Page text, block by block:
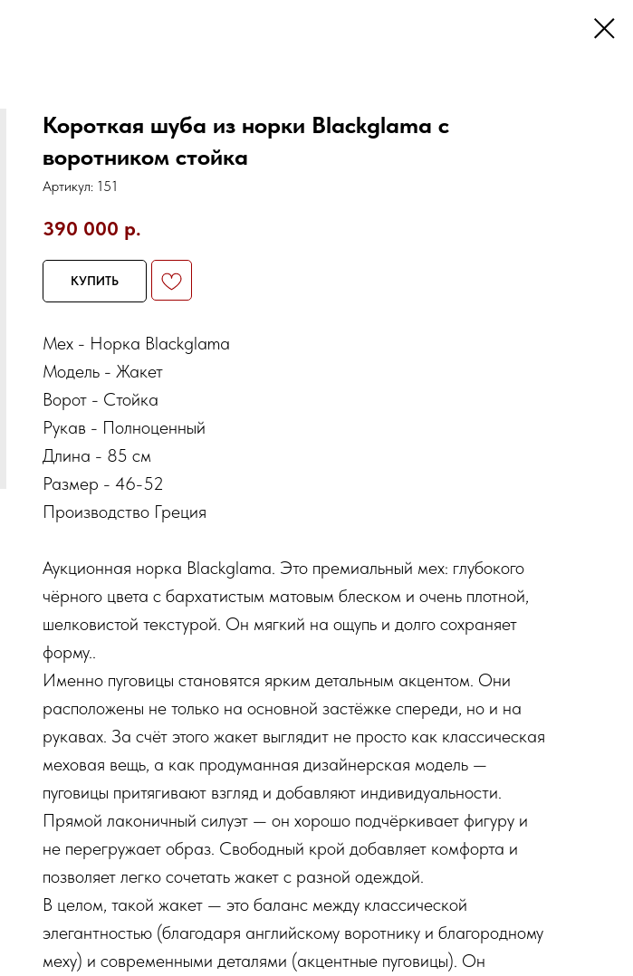
Короткая шуба из норки Blackglama с
воротником стойка
Артикул: 151
390 000 р.
КУПИТЬ
Мех - Норка Blackglama
Модель - Жакет
Ворот - Стойка
Рукав - Полноценный
Длина - 85 см
Размер - 46-52
Производство Греция
Аукционная норка Blackglama. Это премиальный мех: глубокого
чёрного цвета с бархатистым матовым блеском и очень плотной,
шелковистой текстурой. Он мягкий на ощупь и долго сохраняет
форму..
Именно пуговицы становятся ярким детальным акцентом. Они
расположены не только на основной застёжке спереди, но и на
рукавах. За счёт этого жакет выглядит не просто как классическая
меховая вещь, а как продуманная дизайнерская модель —
пуговицы притягивают взгляд и добавляют индивидуальности.
Прямой лаконичный силуэт — он хорошо подчёркивает фигуру и
не перегружает образ. Свободный крой добавляет комфорта и
позволяет легко сочетать жакет с разной одеждой.
В целом, такой жакет — это баланс между классической
элегантностью (благодаря английскому воротнику и благородному
меху) и современными деталями (акцентные пуговицы). Он